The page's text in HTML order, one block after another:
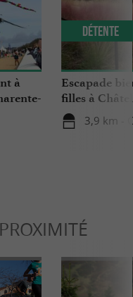
à
Escapade
filles à
3,9 km -
Détente